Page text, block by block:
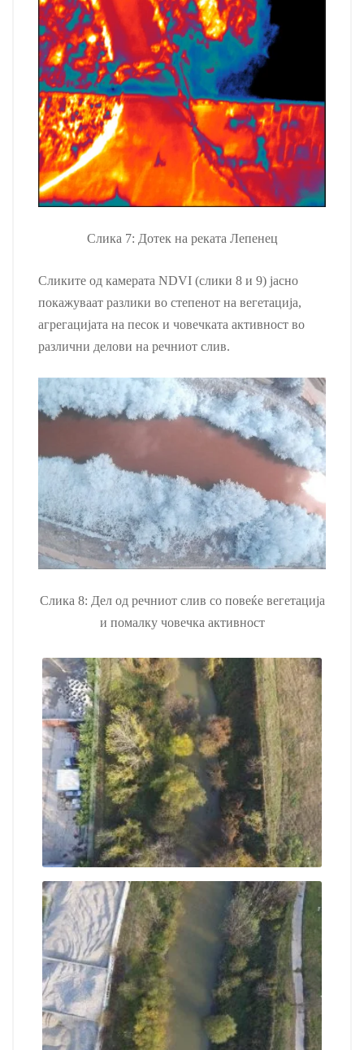
Слика 7: Дотек на реката Лепенец
Сликите од камерата NDVI (слики 8 и 9) јасно
покажуваат разлики во степенот на вегетација,
агрегацијата на песок и човечката активност во
различни делови на речниот слив.
Слика 8: Дел од речниот слив со повеќе вегетација
и помалку човечка активност